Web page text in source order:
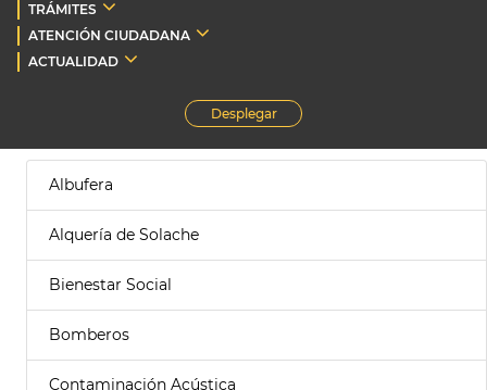
TRÁMITES
ATENCIÓN CIUDADANA
ACTUALIDAD
Desplegar
Albufera
Alquería de Solache
Bienestar Social
Bomberos
Contaminación Acústica